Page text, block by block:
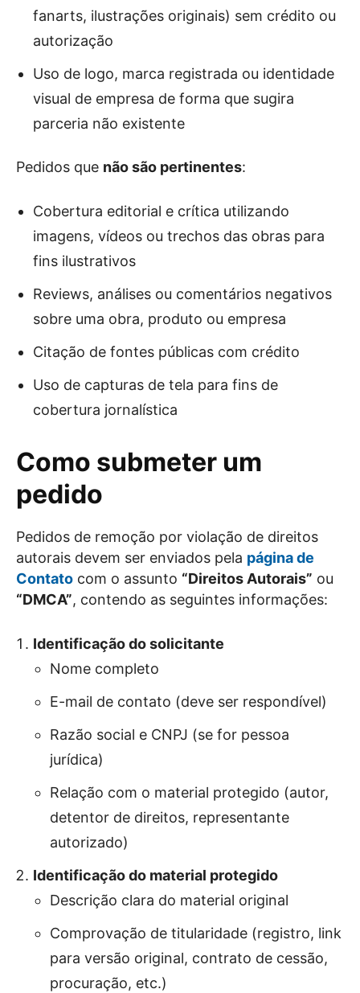
fanarts, ilustrações originais) sem crédito ou
autorização
Uso de logo, marca registrada ou identidade
visual de empresa de forma que sugira
parceria não existente
Pedidos que não são pertinentes:
Cobertura editorial e crítica utilizando
imagens, vídeos ou trechos das obras para
fins ilustrativos
Reviews, análises ou comentários negativos
sobre uma obra, produto ou empresa
Citação de fontes públicas com crédito
Uso de capturas de tela para fins de
cobertura jornalística
Como submeter um
pedido
Pedidos de remoção por violação de direitos
autorais devem ser enviados pela página de
Contato com o assunto “Direitos Autorais” ou
“DMCA”, contendo as seguintes informações:
Identificação do solicitante
Nome completo
E-mail de contato (deve ser respondível)
Razão social e CNPJ (se for pessoa
jurídica)
Relação com o material protegido (autor,
detentor de direitos, representante
autorizado)
Identificação do material protegido
Descrição clara do material original
Comprovação de titularidade (registro, link
para versão original, contrato de cessão,
procuração, etc.)